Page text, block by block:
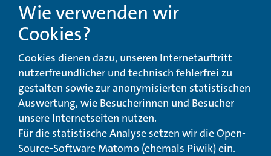
Anregungs- und
Qualitätsmanagement
Barrierefreiheit
© Landeswohlfahrtsverband Hessen 2026
Impressum Seitenübersicht Seite drucken
Wie verwenden wir
Cookies?
Cookies dienen dazu, unseren Internetauftritt
nutzerfreundlicher und technisch fehlerfrei zu
gestalten sowie zur anonymisierten statistischen
Auswertung, wie Besucherinnen und Besucher
unsere Internetseiten nutzen.
Für die statistische Analyse setzen wir die Open-
Source-Software Matomo (ehemals Piwik) ein.